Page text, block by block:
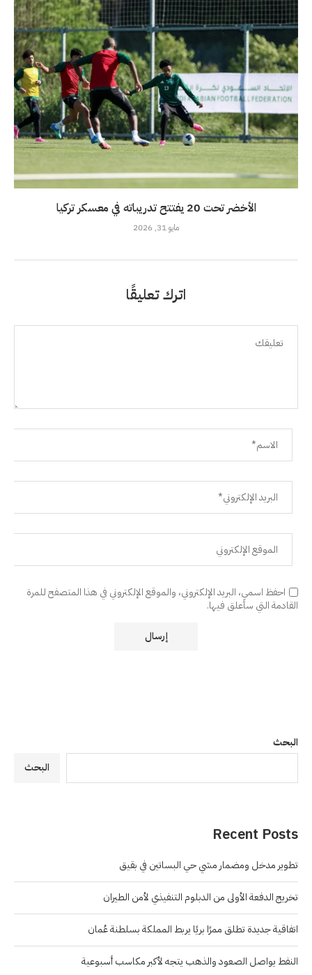
الأخضر تحت 20 يفتتح تدريباته في معسكر تركيا
مايو 31, 2026
اترك تعليقًا
احفظ اسمي، البريد الإلكتروني، والموقع الإلكتروني في هذا المتصفح للمرة
القادمة التي سأعلق فيها.
البحث
البحث
Recent Posts
تطوير مدخل ومضمار مشي حي البساتين في بقيق
تخريج الدفعة الأولى من الدبلوم التنفيذي لأمن الطيران
اتفاقية جديدة تطلق ممرًا بريًا يربط المملكة بسلطنة عُمان
النفط يواصل الصعود والذهب يتجه لأكبر مكاسب أسبوعية